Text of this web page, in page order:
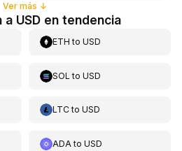
Ver más ↓
USD en tendencia
ETH toUSD
SOL toUSD
LTCtoUSD
ADA toUSD